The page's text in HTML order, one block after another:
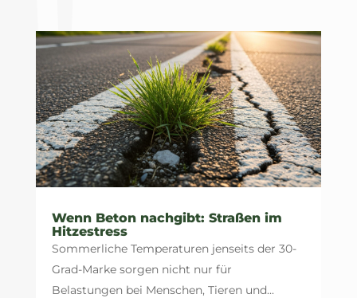
Wenn Beton nachgibt: Straßen im
Hitzestress
Sommerliche Temperaturen jenseits der 30-
Grad-Marke sorgen nicht nur für
Belastungen bei Menschen, Tieren und...